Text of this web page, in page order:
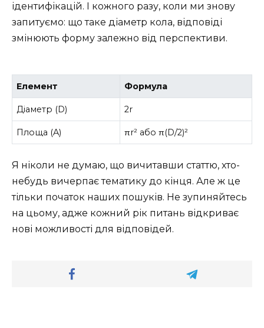
ідентифікацій. І кожного разу, коли ми знову
запитуємо: що таке діаметр кола, відповіді
змінюють форму залежно від перспективи.
Елемент Формула
Діаметр (D) 2r
Площа (A) πr² або π(D/2)²
Я ніколи не думаю, що вичитавши статтю, хто-
небудь вичерпає тематику до кінця. Але ж це
тільки початок наших пошуків. Не зупиняйтесь
на цьому, адже кожний рік питань відкриває
нові можливості для відповідей.